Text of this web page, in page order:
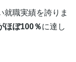
就職実績を誇りま
ほぼ100％に達し